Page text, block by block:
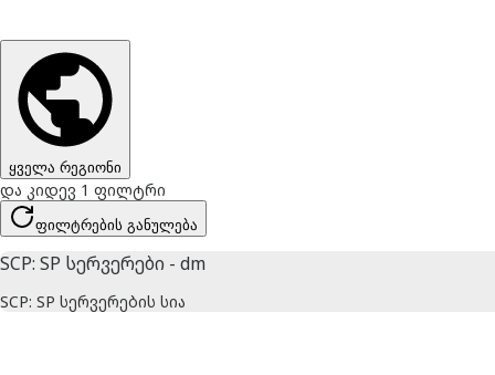
ყველა რეგიონი
და კიდევ 1 ფილტრი
ფილტრების განულება
SCP: SP სერვერები - dm
SCP: SP სერვერების სია